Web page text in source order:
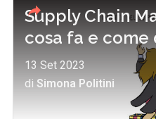
Supply Chain
cosa fa e
13 Set 2023
diSimona Politini